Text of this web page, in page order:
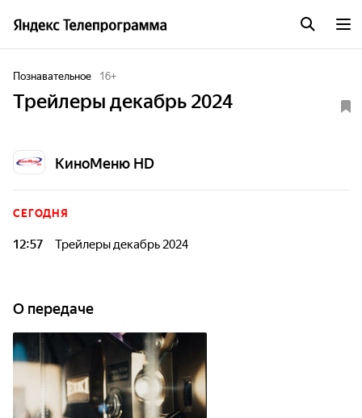
Познавательное 16+
Трейлеры декабрь 2024
КиноМеню HD
СЕГОДНЯ
12:57 Трейлеры декабрь 2024
О передаче